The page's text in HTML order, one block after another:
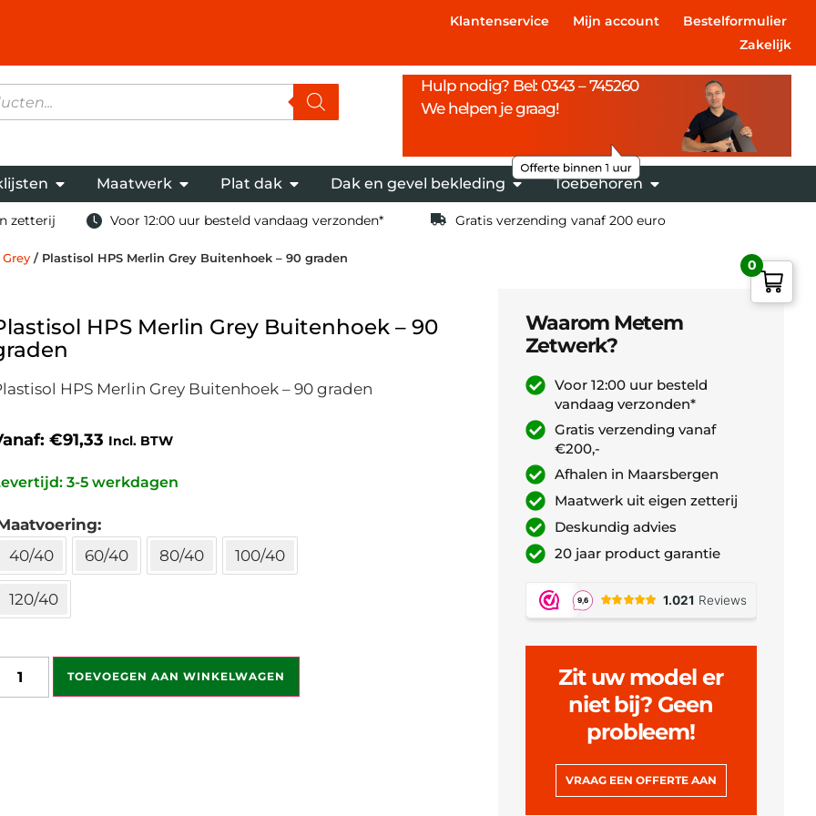
Klantenservice Mijn account
Bestelformulier
Zakelijk
Hulp nodig? Bel: 0343 – 745260
We helpen je graag!
Maatwerk Plat dak Dak en gevel bekleding Toebehoren
zetterij Voor 12:00 uur besteld vandaag verzonden* Gratis verzending vanaf 200 euro
/ Plastisol HPS Merlin Grey Buitenhoek – 90 graden
HPS Merlin Grey Buitenhoek – 90
HPS Merlin Grey Buitenhoek – 90 graden
€91,33 Incl. BTW
3-5 werkdagen
40/40
60/40 80/40 100/40
120/40
TOEVOEGEN AAN WINKELWAGEN
Waarom Metem
Zetwerk?
Voor 12:00 uur besteld
vandaag verzonden*
Gratis verzending vanaf
€200,-
Afhalen in Maarsbergen
Maatwerk uit eigen zetterij
Deskundig advies
20 jaar product garantie
Zit uw model er
niet bij? Geen
probleem!
VRAAG EEN OFFERTE AAN
0